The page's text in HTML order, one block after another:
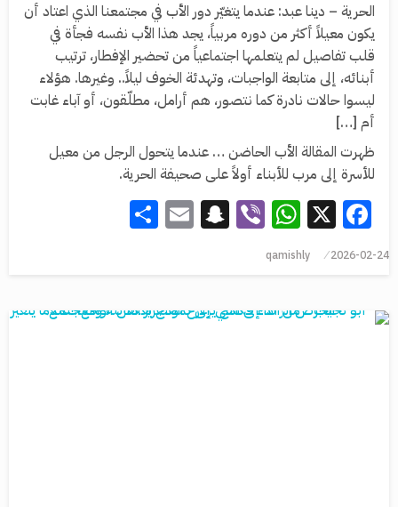
الحرية – دينا عبد: عندما يتغيّر دور الأب في مجتمعنا الذي اعتاد أن
يكون معيلاً أكثر من دوره مربياً، يجد هذا الأب نفسه فجأة في
قلب تفاصيل لم يتعلمها اجتماعياً من تحضير الإفطار، ترتيب
أبنائه، إلى متابعة الواجبات، وتهدئة الخوف ليلاً.. وغيرها. هؤلاء
ليسوا حالات نادرة كما نتصور، هم أرامل، مطلّقون، أو آباء غابت
أم […]
ظهرت المقالة الأب الحاضن … عندما يتحول الرجل من معيل
للأسرة إلى مرب للأبناء أولاً على صحيفة الحرية.
Facebook
X
WhatsApp
Viber
Snapchat
Email
2026-02-24
qamishly